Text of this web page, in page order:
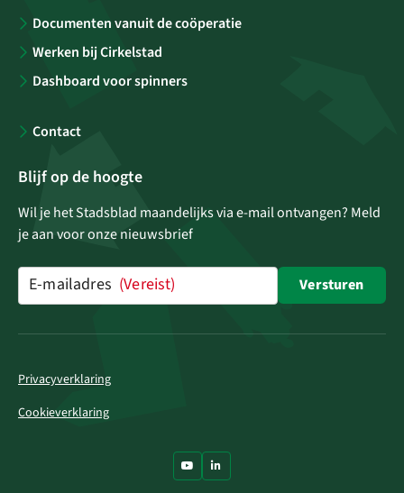
Documenten vanuit de coöperatie
Werken bij Cirkelstad
Dashboard voor spinners
Contact
Blijf op de hoogte
Wil je het Stadsblad maandelijks via e-mail ontvangen? Meld
je aan voor onze nieuwsbrief
E-mailadres (Vereist) Versturen
Privacyverklaring
Cookieverklaring
Ga naar Youtube
Ga naar LinkedIn